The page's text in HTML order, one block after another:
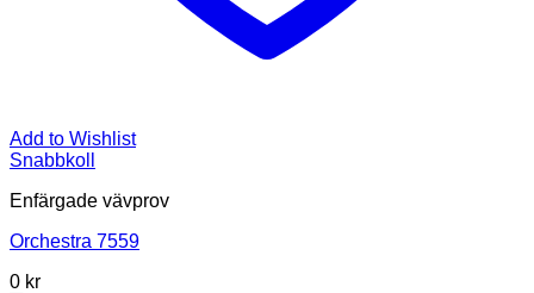
Add to Wishlist
Snabbkoll
Enfärgade vävprov
Orchestra 7559
0 kr